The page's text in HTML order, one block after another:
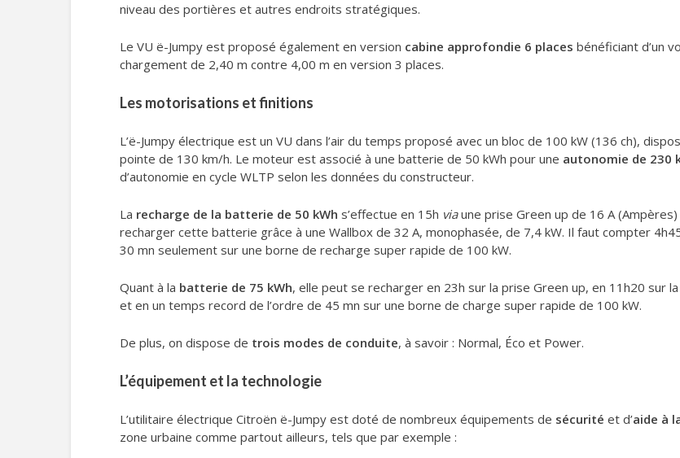
niveau des portières et autres endroits stratégiques.
Le VU ë-Jumpy est proposé également en version cabine approfondie 6 places bénéficiant d’un
chargement de 2,40 m contre 4,00 m en version 3 places.
Les motorisations et finitions
L’ë-Jumpy électrique est un VU dans l’air du temps proposé avec un bloc de 100 kW (136 ch),
pointe de 130 km/h. Le moteur est associé à une batterie de 50 kWh pour une autonomie de 230
d’autonomie en cycle WLTP selon les données du constructeur.
La recharge de la batterie de 50 kWh s’effectue en 15h viaune prise Green up de 16 A
recharger cette batterie grâce à une Wallbox de 32 A, monophasée, de 7,4 kW. Il faut compter
30 mn seulement sur une borne de recharge super rapide de 100 kW.
Quant à la batterie de 75 kWh, elle peut se recharger en 23h sur la prise Green up, en 11h20 sur
et en un temps record de l’ordre de 45 mn sur une borne de charge super rapide de 100 kW.
De plus, on dispose de trois modes de conduite, à savoir : Normal, Éco et Power.
L’équipement et la technologie
L’utilitaire électrique Citroën ë-Jumpy est doté de nombreux équipements de sécurité et d’aide à
zone urbaine comme partout ailleurs, tels que par exemple :